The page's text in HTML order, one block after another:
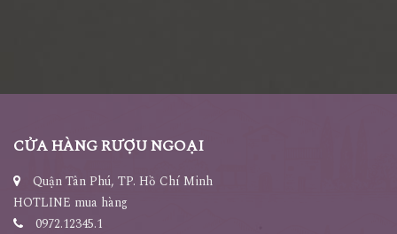
CỬA HÀNG RƯỢU NGOẠI
Quận Tân Phú, TP. Hồ Chí Minh
HOTLINE mua hàng
0972.12345.1